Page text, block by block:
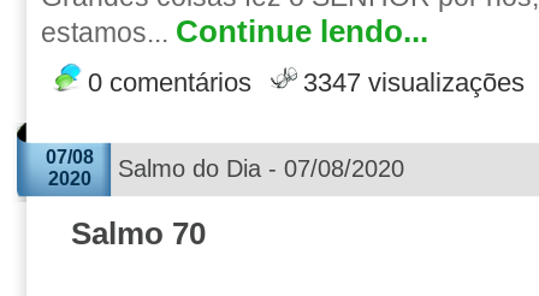
estamos... Continue lendo...
0 comentários 3347 visualizações
07/08
2020
Salmo do Dia - 07/08/2020
Salmo 70